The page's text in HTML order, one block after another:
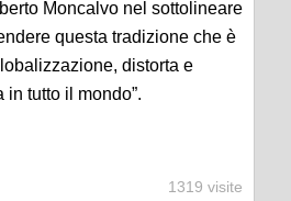
Moncalvo nel sottolineare
questa tradizione che è
distorta e
in tutto il mondo”.
1319 visite